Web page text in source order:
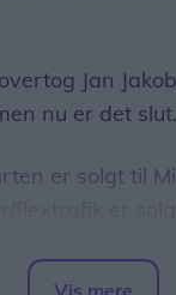
paragraffen
af bilen.
konkrete
Jan
nu er det slut.
er solgt til